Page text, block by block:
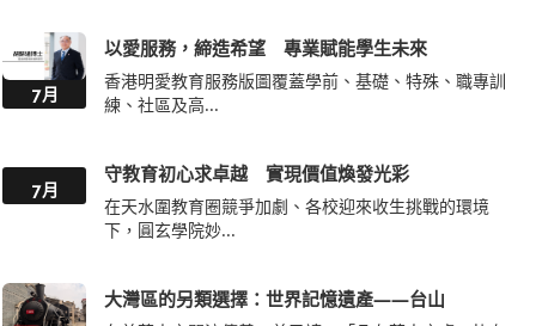
7月
以愛服務，締造希望 專業賦能學生未來
香港明愛教育服務版圖覆蓋學前、基礎、特殊、職專訓
練、社區及高...
7月
守教育初心求卓越 實現價值煥發光彩
在天水圍教育圈競爭加劇、各校迎來收生挑戰的環境
下，圓玄學院妙...
大灣區的另類選擇：世界記憶遺產——台山